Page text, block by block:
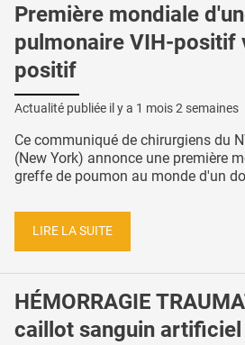
Première mondiale
pulmonaire VIH-positif
positif
Actualité publiée il y a 1 mois 2 semaines
Ce communiqué de chirurgiens du
(New York) annonce une première
greffe de poumon au monde d'un
LIRE LA SUITE
HÉMORRAGIE
caillot sanguin